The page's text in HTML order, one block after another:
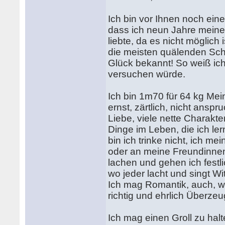
Ich bin vor Ihnen noch
dass ich neun Jahre
liebte, da es nicht
die meisten quälenden
Glück bekannt! So weiß
versuchen würde.
Ich bin 1m70 für 64 kg
ernst, zärtlich, nicht
Liebe, viele nette
Dinge im Leben, die ich
bin ich trinke nicht, ich
oder an meine
lachen und gehen ich
wo jeder lacht und singt
Ich mag Romantik, auch,
richtig und ehrlich
Ich mag einen Groll zu